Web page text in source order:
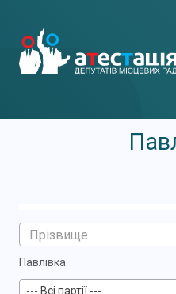
Павлівка
--- Всі партії ---